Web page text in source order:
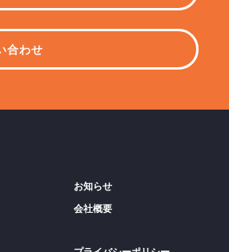
合わせ
お知らせ
会社概要